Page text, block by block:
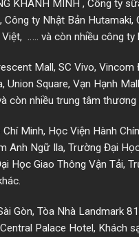
KHÁNH MINH , Công ty
Công ty Nhật Bản Hutamaki,
….. và còn nhiều công ty
Mall, SC Vivo, Vincom
Square, Vạn Hạnh
còn nhiều trung tâm thương
Minh, Học Viện Hành
Anh Ngữ Ila, Trường Đại
Học Giao Thông Vận Tải,
Gòn, Tòa Nhà Landmark
Palace Hotel, Khách